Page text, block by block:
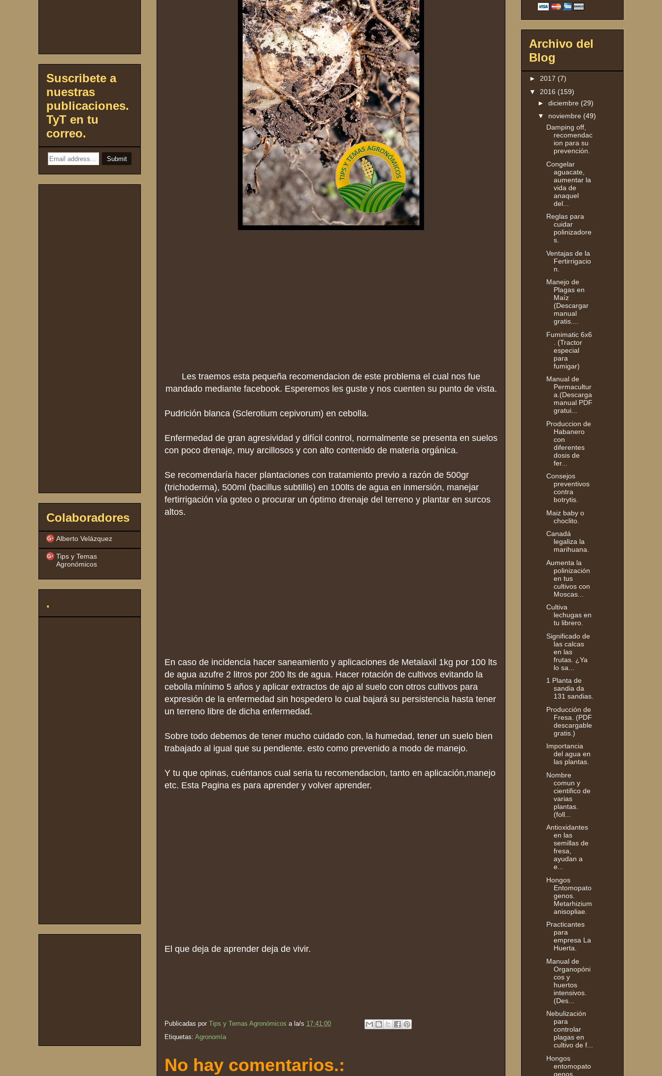
Les traemos esta pequeña recomendacion de este problema el cual nos fue
mandado mediante facebook. Esperemos les guste y nos cuenten su punto de vista.
Pudrición blanca (Sclerotium cepivorum) en cebolla.
Enfermedad de gran agresividad y difícil control, normalmente se presenta en suelos
con poco drenaje, muy arcillosos y con alto contenido de materia orgánica.
Se recomendaría hacer plantaciones con tratamiento previo a razón de 500gr
(trichoderma), 500ml (bacillus subtillis) en 100lts de agua en inmersión, manejar
fertirrigación vía goteo o procurar un óptimo drenaje del terreno y plantar en surcos
altos.
En caso de incidencia hacer saneamiento y aplicaciones de Metalaxil 1kg por 100 lts
de agua azufre 2 litros por 200 lts de agua. Hacer rotación de cultivos evitando la
cebolla mínimo 5 años y aplicar extractos de ajo al suelo con otros cultivos para
expresión de la enfermedad sin hospedero lo cual bajará su persistencia hasta tener
un terreno libre de dicha enfermedad.
Sobre todo debemos de tener mucho cuidado con, la humedad, tener un suelo bien
trabajado al igual que su pendiente. esto como prevenido a modo de manejo.
Y tu que opinas, cuéntanos cual seria tu recomendacion, tanto en aplicación,manejo
etc. Esta Pagina es para aprender y volver aprender.
El que deja de aprender deja de vivir.
Publicadas por Tips y Temas Agronómicos a la/s 17:41:00
Etiquetas: Agronomía
No hay comentarios.:
Suscribete a
nuestras
publicaciones.
TyT en tu
correo.
Colaboradores
Alberto Velázquez
Tips y Temas
Agronómicos
.
Archivo del
Blog
► 2017 (7)
▼ 2016 (159)
► diciembre (29)
▼ noviembre (49)
Damping off,
recomendac
ion para su
prevención.
Congelar
aguacate,
aumentar la
vida de
anaquel
del...
Reglas para
cuidar
polinizadore
s.
Ventajas de la
Fertirrigacio
n.
Manejo de
Plagas en
Maíz
(Descargar
manual
gratis....
Fumimatic 6x6
. (Tractor
especial
para
fumigar)
Manual de
Permacultur
a.(Descarga
manual PDF
gratui...
Produccion de
Habanero
con
diferentes
dosis de
fer...
Consejos
preventivos
contra
botrytis.
Maiz baby o
choclito.
Canadá
legaliza la
marihuana.
Aumenta la
polinización
en tus
cultivos con
Moscas...
Cultiva
lechugas en
tu librero.
Significado de
las calcas
en las
frutas. ¿Ya
lo sa...
1 Planta de
sandia da
131 sandias.
Producción de
Fresa. (PDF
descargable
gratis.)
Importancia
del agua en
las plantas.
Nombre
comun y
cientifico de
varias
plantas.
(foll...
Antioxidantes
en las
semillas de
fresa,
ayudan a
e...
Hongos
Entomopato
genos.
Metarhizium
anisopliae.
Practicantes
para
empresa La
Huerta.
Manual de
Organopóni
cos y
huertos
intensivos.
(Des...
Nebulización
para
controlar
plagas en
cultivo de f...
Hongos
entomopato
genos,